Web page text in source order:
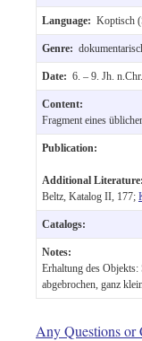
Language: Koptisch
Genre:
Date: 6. – 9. Jh. n.Chr.
Content:
Fragment eines
Publication:
Additional Literature:
Beltz, Katalog II, 177;
Catalogs:
Notes:
Erhaltung des Objekts:
abgebrochen, ganz
Any Questions or